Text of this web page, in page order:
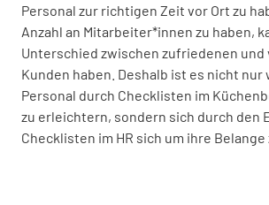
Personal zur richtigen Zeit vor Ort zu
Anzahl an Mitarbeiter*innen zu haben,
Unterschied zwischen zufriedenen
Kunden haben. Deshalb ist es nicht nur
Personal durch Checklisten im
zu erleichtern, sondern sich durch den
Checklisten im HR sich um ihre Belange